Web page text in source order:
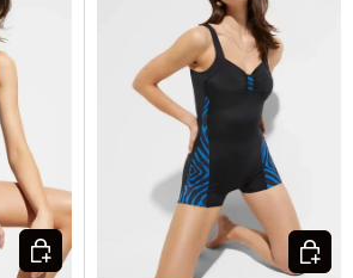
Izberi varianto Izberi